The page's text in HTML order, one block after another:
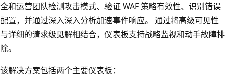
全和运营团队检测攻击模式、验证 WAF 策略有效性、识别错误
配置，并通过深入深入分析加速事件响应。 通过将高级可见性
与详细的请求级见解相结合，仪表板支持战略监视和动手故障排
除。
该解决方案包括两个主要仪表板：